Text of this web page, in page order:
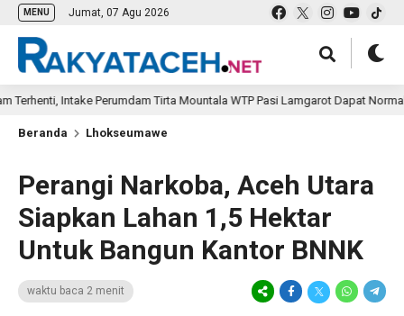
MENU Jumat, 07 Agu 2026
Intake Perumdam Tirta Mountala WTP Pasi Lamgarot Dapat Normal
Beranda Lhokseumawe
Perangi Narkoba, Aceh Utara
Siapkan Lahan 1,5 Hektar
Untuk Bangun Kantor BNNK
waktu baca 2 menit